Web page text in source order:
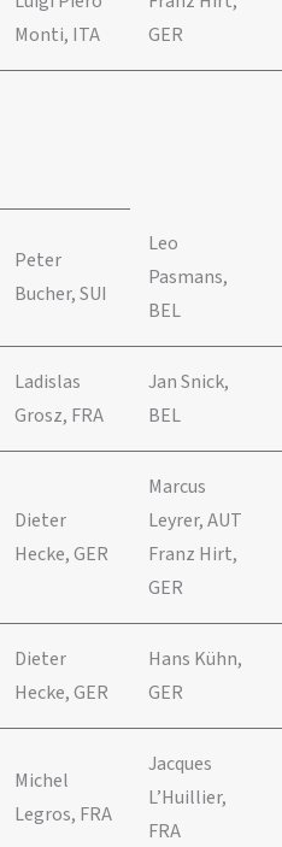
Monti, ITA
GER
Peter
Bucher, SUI
Leo
Pasmans,
BEL
Ladislas
Grosz, FRA
Jan Snick,
BEL
Dieter
Hecke, GER
Marcus
Leyrer, AUT
Franz Hirt,
GER
Dieter
Hecke, GER
Hans Kühn,
GER
Michel
Legros, FRA
Jacques
L’Huillier,
FRA